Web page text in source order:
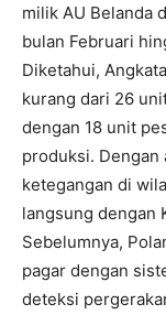
milik AU Belanda
bulan Februari
Diketahui,
kurang dari 26
dengan 18 unit
produksi. Dengan
ketegangan di
langsung dengan
Sebelumnya,
pagar dengan
deteksi